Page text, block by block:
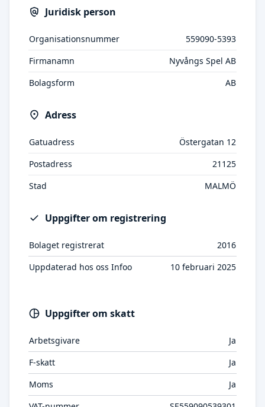
Juridisk person
Organisationsnummer
559090-5393
Firmanamn
Nyvångs Spel AB
Bolagsform
AB
Adress
Gatuadress
Östergatan 12
Postadress
21125
Stad
MALMÖ
Uppgifter om registrering
Bolaget registrerat
2016
Uppdaterad hos oss Infoo
10 februari 2025
Uppgifter om skatt
Arbetsgivare
Ja
F-skatt
Ja
Moms
Ja